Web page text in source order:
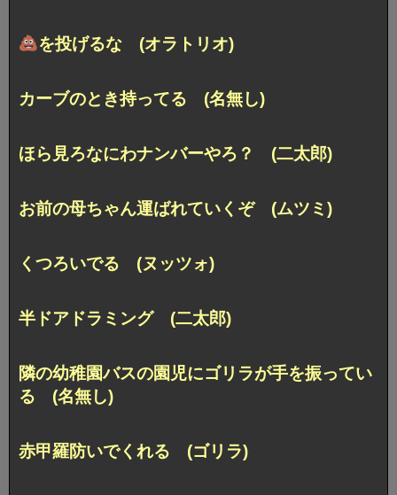
を投げるな (オラトリオ)
カーブのとき持ってる (名無し)
ほら見ろなにわナンバーやろ？ (二太郎)
お前の母ちゃん運ばれていくぞ (ムツミ)
くつろいでる (ヌッツォ)
半ドアドラミング (二太郎)
隣の幼稚園バスの園児にゴリラが手を振ってい
る (名無し)
赤甲羅防いでくれる (ゴリラ)